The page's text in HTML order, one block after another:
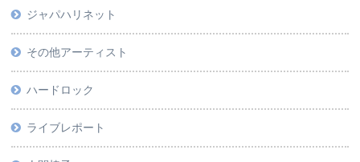
ジャパハリネット
その他アーティスト
ハードロック
ライブレポート